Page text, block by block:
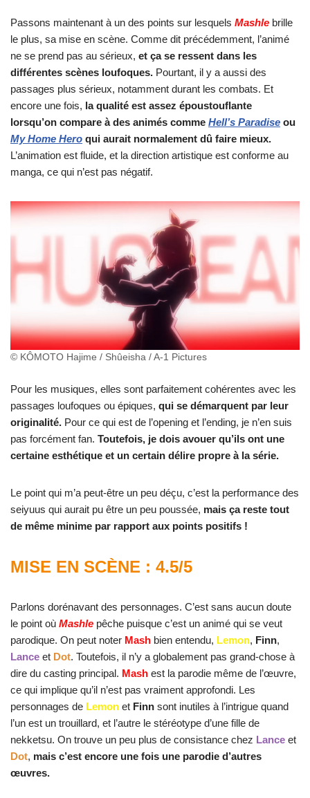
Passons maintenant à un des points sur lesquels Mashle brille
le plus, sa mise en scène. Comme dit précédemment, l’animé
ne se prend pas au sérieux, et ça se ressent dans les
différentes scènes loufoques. Pourtant, il y a aussi des
passages plus sérieux, notamment durant les combats. Et
encore une fois, la qualité est assez époustouflante
lorsqu’on compare à des animés comme Hell’s Paradise ou
My Home Hero qui aurait normalement dû faire mieux.
L’animation est fluide, et la direction artistique est conforme au
manga, ce qui n’est pas négatif.
© KÔMOTO Hajime / Shûeisha / A-1 Pictures
Pour les musiques, elles sont parfaitement cohérentes avec les
passages loufoques ou épiques, qui se démarquent par leur
originalité. Pour ce qui est de l’opening et l’ending, je n’en suis
pas forcément fan. Toutefois, je dois avouer qu’ils ont une
certaine esthétique et un certain délire propre à la série.
Le point qui m’a peut-être un peu déçu, c’est la performance des
seiyuus qui aurait pu être un peu poussée, mais ça reste tout
de même minime par rapport aux points positifs !
MISE EN SCÈNE : 4.5/5
Parlons dorénavant des personnages. C’est sans aucun doute
le point où Mashle pêche puisque c’est un animé qui se veut
parodique. On peut noter Mash bien entendu, Lemon, Finn,
Lance et Dot. Toutefois, il n’y a globalement pas grand-chose à
dire du casting principal. Mash est la parodie même de l’œuvre,
ce qui implique qu’il n’est pas vraiment approfondi. Les
personnages de Lemon et Finn sont inutiles à l’intrigue quand
l’un est un trouillard, et l’autre le stéréotype d’une fille de
nekketsu. On trouve un peu plus de consistance chez Lance et
Dot, mais c’est encore une fois une parodie d’autres
œuvres.